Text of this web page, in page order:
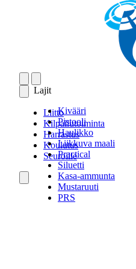
Lajit
Kivääri
Pistooli
Haulikko
Liikkuva maali
Practical
Siluetti
Kasa-ammunta
Mustaruuti
PRS
Liitto
Kilpailutoiminta
Harrastus
Koulutus
Seuroille